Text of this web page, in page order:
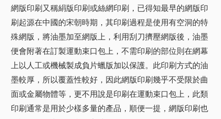
網版印刷又稱絹版印刷或絲網印刷，已得知最早的網版印
刷起源在中國的宋朝時期，其印刷過程是使用有空洞的特
殊網版，將油墨加至網版上，利用刮刀擠壓網版後，油墨
便會附著在訂製運動束口包上，不需印刷的部位則在網幕
上以人工或機械製成負片蠟版加以保護。此印刷方式的油
墨較厚，所以覆蓋性較好，因此網版印刷幾乎不受限於曲
面或金屬物體等，更不用說是印刷在運動束口包上，此類
印刷通常是用於少樣多量的產品，順便一提，網版印刷也